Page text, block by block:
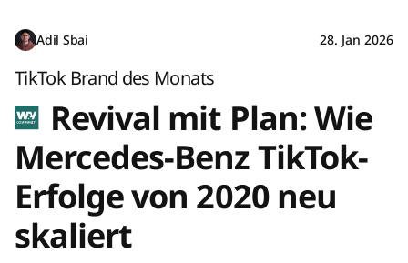
Adil Sbai 28. Jan 2026
TikTok Brand des Monats
Revival mit Plan: Wie
Mercedes-Benz TikTok-
Erfolge von 2020 neu
skaliert